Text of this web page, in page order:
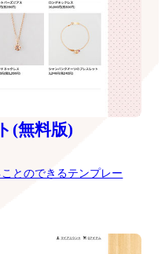
(無料版)
とのできるテンプレー